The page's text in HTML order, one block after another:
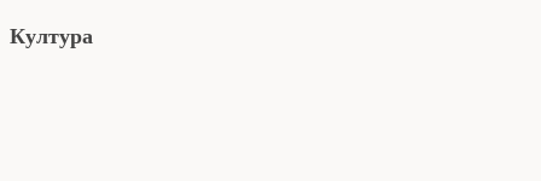
Култура